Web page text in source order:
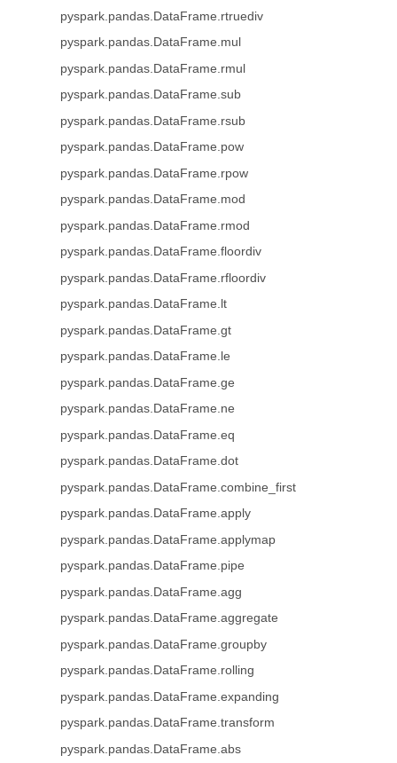
pyspark.pandas.DataFrame.rtruediv
pyspark.pandas.DataFrame.mul
pyspark.pandas.DataFrame.rmul
pyspark.pandas.DataFrame.sub
pyspark.pandas.DataFrame.rsub
pyspark.pandas.DataFrame.pow
pyspark.pandas.DataFrame.rpow
pyspark.pandas.DataFrame.mod
pyspark.pandas.DataFrame.rmod
pyspark.pandas.DataFrame.floordiv
pyspark.pandas.DataFrame.rfloordiv
pyspark.pandas.DataFrame.lt
pyspark.pandas.DataFrame.gt
pyspark.pandas.DataFrame.le
pyspark.pandas.DataFrame.ge
pyspark.pandas.DataFrame.ne
pyspark.pandas.DataFrame.eq
pyspark.pandas.DataFrame.dot
pyspark.pandas.DataFrame.combine_first
pyspark.pandas.DataFrame.apply
pyspark.pandas.DataFrame.applymap
pyspark.pandas.DataFrame.pipe
pyspark.pandas.DataFrame.agg
pyspark.pandas.DataFrame.aggregate
pyspark.pandas.DataFrame.groupby
pyspark.pandas.DataFrame.rolling
pyspark.pandas.DataFrame.expanding
pyspark.pandas.DataFrame.transform
pyspark.pandas.DataFrame.abs